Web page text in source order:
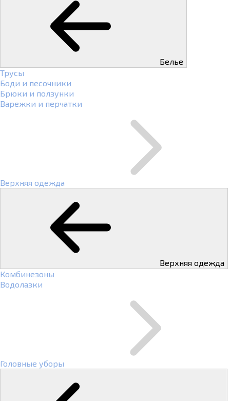
Белье
Трусы
Боди и песочники
Брюки и ползунки
Варежки и перчатки
Верхняя одежда
Верхняя одежда
Комбинезоны
Водолазки
Головные уборы